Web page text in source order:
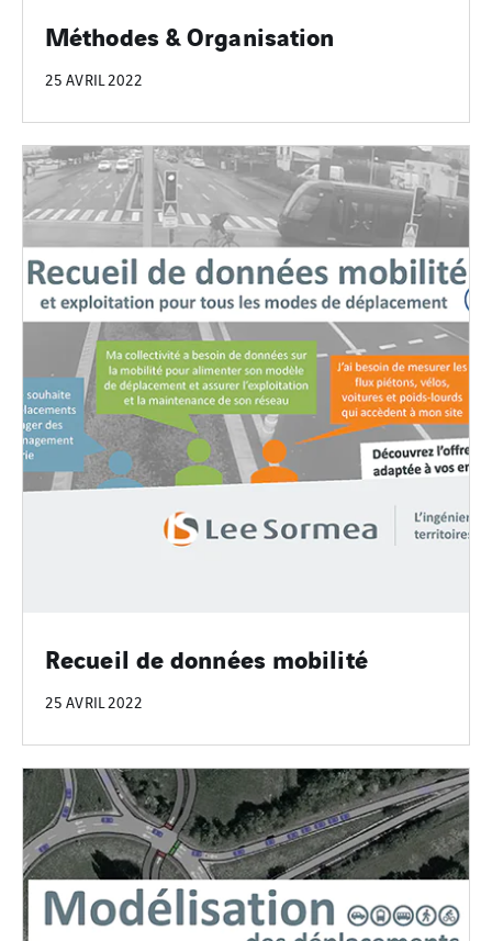
Méthodes & Organisation
25 AVRIL 2022
Recueil de données mobilité
25 AVRIL 2022